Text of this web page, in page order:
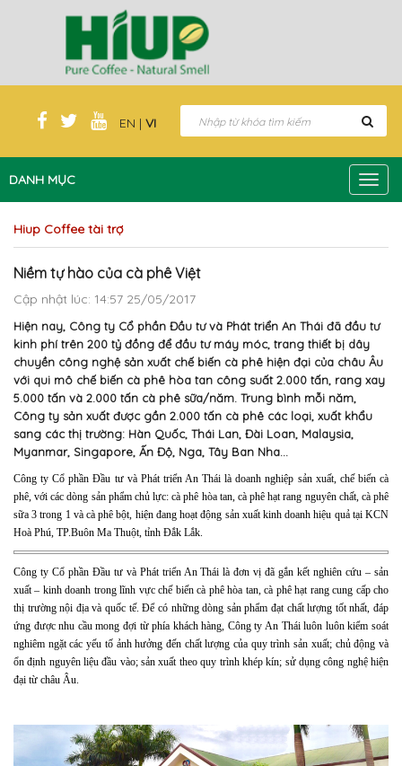
EN | VI
DANH MỤC
Hiup Coffee tài trợ
Niềm tự hào của cà phê Việt
Cập nhật lúc: 14:57 25/05/2017
Hiện nay, Công ty Cổ phần Đầu tư và Phát triển An Thái đã đầu tư
kinh phí trên 200 tỷ đồng để đầu tư máy móc, trang thiết bị dây
chuyền công nghệ sản xuất chế biến cà phê hiện đại của châu Âu
với qui mô chế biến cà phê hòa tan công suất 2.000 tấn, rang xay
5.000 tấn và 2.000 tấn cà phê sữa/năm. Trung bình mỗi năm,
Công ty sản xuất được gần 2.000 tấn cà phê các loại, xuất khẩu
sang các thị trường: Hàn Quốc, Thái Lan, Đài Loan, Malaysia,
Myanmar, Singapore, Ấn Độ, Nga, Tây Ban Nha…
Công ty Cổ phần Đầu tư và Phát triển An Thái là doanh nghiệp sản xuất, chế biến cà
phê, với các dòng sản phẩm chủ lực: cà phê hòa tan, cà phê hạt rang nguyên chất, cà phê
sữa 3 trong 1 và cà phê bột, hiện đang hoạt động sản xuất kinh doanh hiệu quả tại KCN
Hoà Phú, TP.Buôn Ma Thuột, tỉnh Đắk Lắk.
Công ty Cổ phần Đầu tư và Phát triển An Thái là đơn vị đã gắn kết nghiên cứu – sản
xuất – kinh doanh trong lĩnh vực chế biến cà phê hòa tan, cà phê hạt rang cung cấp cho
thị trường nội địa và quốc tế. Để có những dòng sản phẩm đạt chất lượng tốt nhất, đáp
ứng được nhu cầu mong đợi từ phía khách hàng, Công ty An Thái luôn luôn kiểm soát
nghiêm ngặt các yếu tố ảnh hưởng đến chất lượng của quy trình sản xuất; chủ động và
ổn định nguyên liệu đầu vào; sản xuất theo quy trình khép kín; sử dụng công nghệ hiện
đại từ châu Âu.